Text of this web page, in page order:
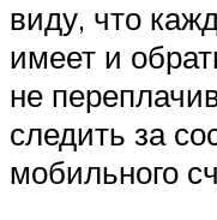
виду, что
имеет и
не
следить за
мобильного